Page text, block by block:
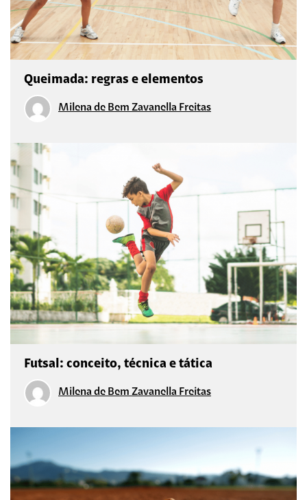
Queimada: regras e elementos
Milena de Bem Zavanella Freitas
Futsal: conceito, técnica e tática
Milena de Bem Zavanella Freitas